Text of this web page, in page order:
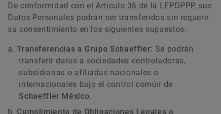
De conformidad con el Artículo 36 de la LFPDPPP, sus
Datos Personales podrán ser transferidos sin requerir
su consentimiento en los siguientes supuestos:
Transferencias a Grupo Schaeffler: Se podrán
transferir datos a sociedades controladoras,
subsidiarias o afiliadas nacionales o
internacionales bajo el control común de
Schaeffler México.
Cumplimiento de Obligaciones Legales o